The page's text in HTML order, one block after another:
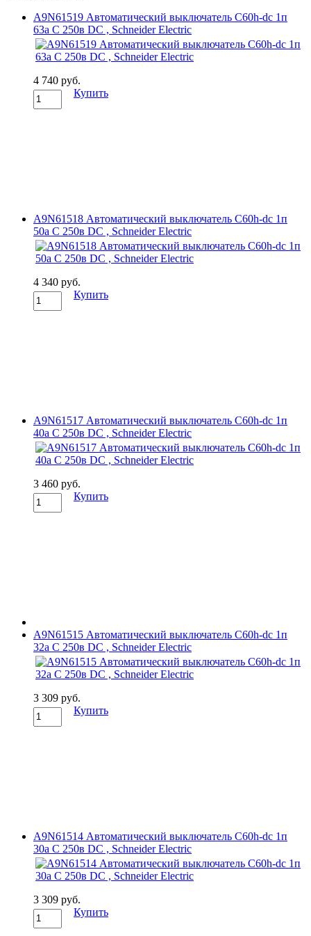
A9N61519 Автоматический выключатель C60h-dc 1п
63а C 250в DC , Schneider Electric
4 740 руб.
Купить
A9N61518 Автоматический выключатель C60h-dc 1п
50а C 250в DC , Schneider Electric
4 340 руб.
Купить
A9N61517 Автоматический выключатель C60h-dc 1п
40а C 250в DC , Schneider Electric
3 460 руб.
Купить
A9N61515 Автоматический выключатель C60h-dc 1п
32а C 250в DC , Schneider Electric
3 309 руб.
Купить
A9N61514 Автоматический выключатель C60h-dc 1п
30а C 250в DC , Schneider Electric
3 309 руб.
Купить